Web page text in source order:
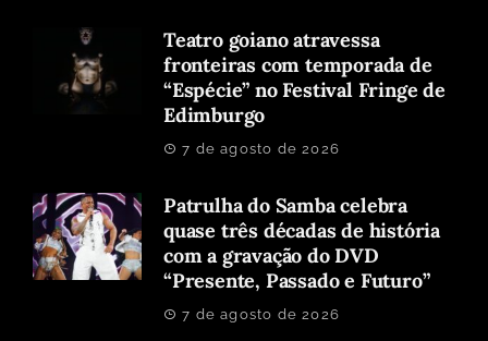
Teatro goiano atravessa
fronteiras com temporada de
“Espécie” no Festival Fringe de
Edimburgo
7 de agosto de 2026
Patrulha do Samba celebra
quase três décadas de história
com a gravação do DVD
“Presente, Passado e Futuro”
7 de agosto de 2026